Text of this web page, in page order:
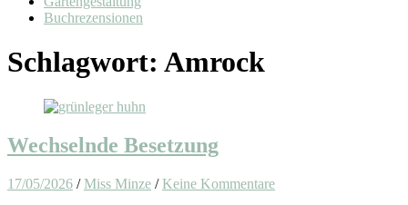
Buchrezensionen
Schlagwort: Amrock
Wechselnde Besetzung
17/05/2026 /Miss Minze /Keine Kommentare